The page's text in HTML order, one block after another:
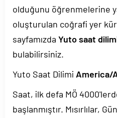
olduğunu öğrenmelerine
oluşturulan coğrafi yer
sayfamızda Yuto saat
bulabilirsiniz.
Yuto Saat Dilimi America/
Saat, ilk defa MÖ
başlanmıştır. Mısırlılar,